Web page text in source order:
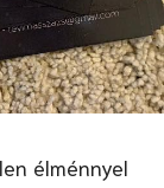
élménnyel